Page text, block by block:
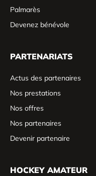
Palmarès
Devenez bénévole
PARTENARIATS
Actus des partenaires
Nos prestations
Nos offres
Nos partenaires
Devenir partenaire
HOCKEY AMATEUR